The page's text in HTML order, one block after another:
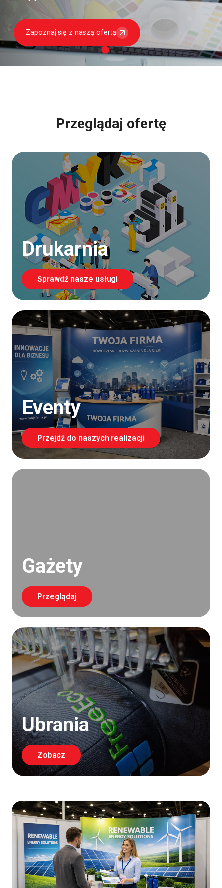
Zobacz nasze realizacje
Przeglądaj ofertę
Drukarnia
Sprawdź nasze usługi
Eventy
Przejdź do naszych realizacji
Gażety
Przeglądaj
Ubrania
Zobacz